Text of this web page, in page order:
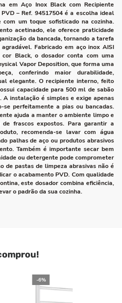
em Aço Inox Black com Recipiente
– Ref. 94517504 é a escolha ideal
com um toque sofisticado na cozinha.
acetinado, ele oferece praticidade
da bancada, tornando a tarefa
Fabricado em aço inox AISI
Black, o dosador conta com uma
Vapor Deposition, que forma uma
conferindo maior durabilidade,
elegante. O recipiente interno, feito
capacidade para 500 ml de sabão
instalação é simples e exige apenas
perfeitamente a pias ou bancadas.
ajuda a manter o ambiente limpo e
de frascos expostos. Para garantir a
recomenda-se lavar com água
palhas de aço ou produtos abrasivos
Também é importante secar bem
ou detergente pode comprometer
de pastas de limpeza abrasivas não é
o acabamento PVD. Com qualidade
este dosador combina eficiência,
o padrão da sua cozinha.
-6%